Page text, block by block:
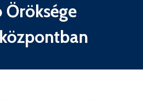
Öröksége